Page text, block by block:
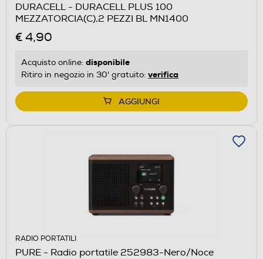
DURACELL - DURACELL PLUS 100
MEZZATORCIA(C),2 PEZZI BL MN1400
€ 4,90
Acquisto online: disponibile
Ritiro in negozio in 30' gratuito: verifica
AGGIUNGI
RADIO PORTATILI
PURE - Radio portatile 252983-Nero/Noce